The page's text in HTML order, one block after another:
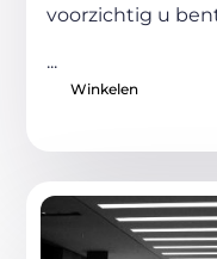
voorzichtig u
...
Winkelen